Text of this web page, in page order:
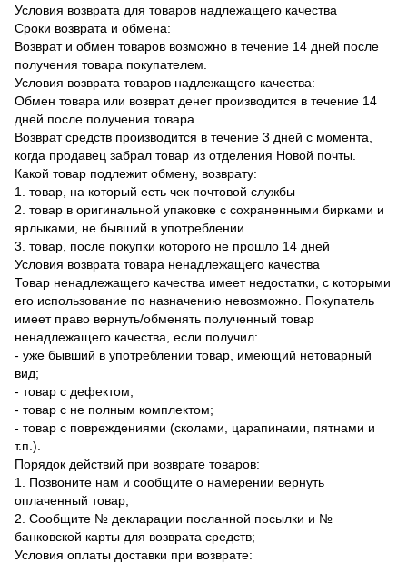
Условия возврата для товаров надлежащего качества
Сроки возврата и обмена:
Возврат и обмен товаров возможно в течение 14 дней после
получения товара покупателем.
Условия возврата товаров надлежащего качества:
Обмен товара или возврат денег производится в течение 14
дней после получения товара.
Возврат средств производится в течение 3 дней с момента,
когда продавец забрал товар из отделения Новой почты.
Какой товар подлежит обмену, возврату:
1. товар, на который есть чек почтовой службы
2. товар в оригинальной упаковке с сохраненными бирками и
ярлыками, не бывший в употреблении
3. товар, после покупки которого не прошло 14 дней
Условия возврата товара ненадлежащего качества
Товар ненадлежащего качества имеет недостатки, с которыми
его использование по назначению невозможно. Покупатель
имеет право вернуть/обменять полученный товар
ненадлежащего качества, если получил:
- уже бывший в употреблении товар, имеющий нетоварный
вид;
- товар с дефектом;
- товар с не полным комплектом;
- товар с повреждениями (сколами, царапинами, пятнами и
т.п.).
Порядок действий при возврате товаров:
1. Позвоните нам и сообщите о намерении вернуть
оплаченный товар;
2. Сообщите № декларации посланной посылки и №
банковской карты для возврата средств;
Условия оплаты доставки при возврате: